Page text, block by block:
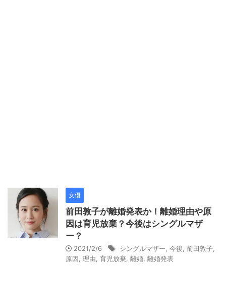
女優
前田敦子が離婚発表か！離婚理由や原
因は育児放棄？今後はシングルマザ
ー？
2021/2/6 シングルマザー 今後 前田敦子
原因 理由 育児放棄 離婚 離婚発表